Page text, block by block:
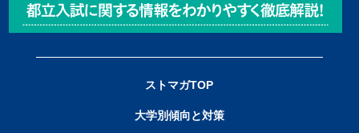
ストマガTOP
大学別傾向と対策